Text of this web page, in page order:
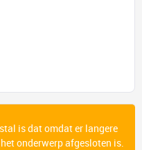
is dat omdat er langere
onderwerp afgesloten is.